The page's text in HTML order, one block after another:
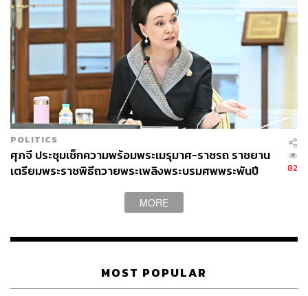
POLITICS
ศุภจี ประชุมเช็กความพร้อมพระเมรุมาศ-ราชรถ ราชยาน
เตรียมพระราชพิธีถวายพระเพลิงพระบรมศพพระพันปี
82
MORE
MOST POPULAR